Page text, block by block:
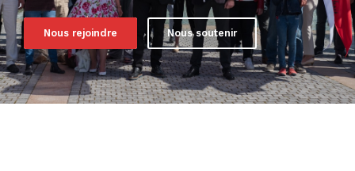
Nous rejoindre Nous soutenir